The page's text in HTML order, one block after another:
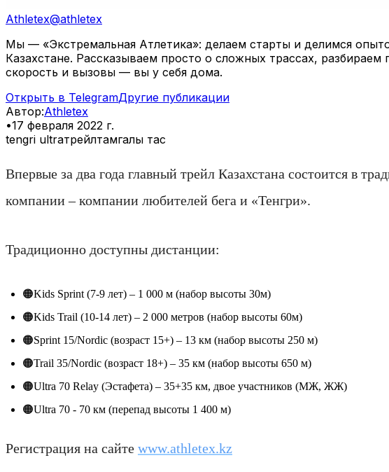
Athletex@athletex
Мы — «Экстремальная Атлетика»: делаем старты и делимся
Казахстане. Рассказываем просто о сложных трассах,
скорость и вызовы — вы у себя дома.
Открыть в TelegramДругие публикации
Автор:Athletex
•17 февраля 2022 г.
tengri ultraтрейлтамгалы тас
Впервые за два года главный трейл Казахстана состоится в
компании – компании любителей бега и «Тенгри».
Традиционно доступны дистанции:
🟠Kids Sprint (7-9 лет) – 1 000 м (набор высоты 30м)
🟠Kids Trail (10-14 лет) – 2 000 метров (набор высоты 60м)
🟠Sprint 15/Nordic (возраст 15+) – 13 км (набор высоты 250 м)
🟠Trail 35/Nordic (возраст 18+) – 35 км (набор высоты 650 м)
🟠Ultra 70 Relay (Эстафета) – 35+35 км, двое участников (МЖ, ЖЖ)
🟠Ultra 70 - 70 км (перепад высоты 1 400 м)
Регистрация на сайте www.athletex.kz